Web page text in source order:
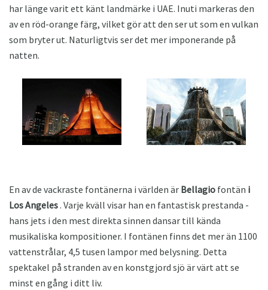
har länge varit ett känt landmärke i UAE. Inuti markeras den
av en röd-orange färg, vilket gör att den ser ut som en vulkan
som bryter ut. Naturligtvis ser det mer imponerande på
natten.
En av de vackraste fontänerna i världen är Bellagio fontän i
Los Angeles. Varje kväll visar han en fantastisk prestanda -
hans jets i den mest direkta sinnen dansar till kända
musikaliska kompositioner. I fontänen finns det mer än 1100
vattenstrålar, 4,5 tusen lampor med belysning. Detta
spektakel på stranden av en konstgjord sjö är värt att se
minst en gång i ditt liv.